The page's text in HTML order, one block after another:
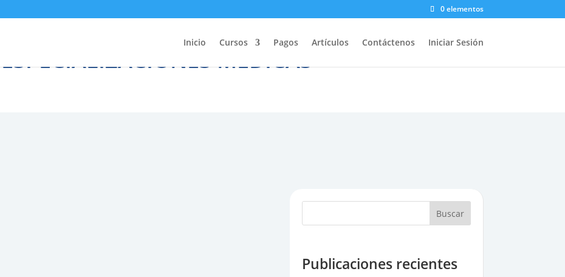
0 elementos
Inicio Cursos Pagos Artículos Contáctenos Iniciar Sesión
ESPECIALIZACIONES MÉDICAS
Buscar
Publicaciones recientes